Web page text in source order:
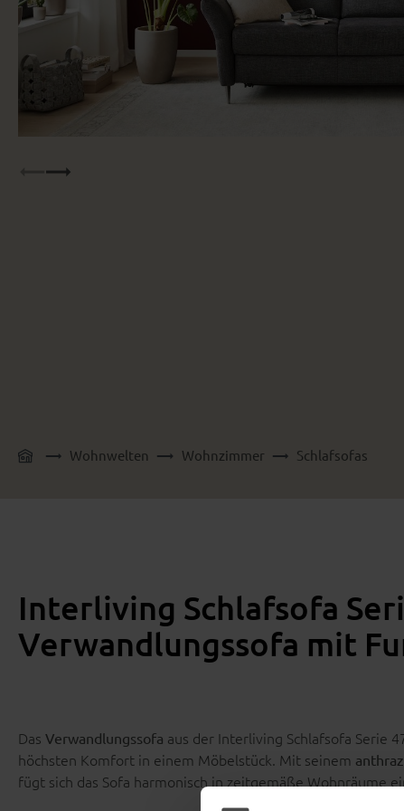
Wohnwelten Wohnzimmer Schlafsofas
Interliving Schlafsofa
Verwandlungssofa mit
Das Verwandlungssofa aus der Interliving Schlafsofa Serie
höchsten Komfort in einem Möbelstück. Mit seinem
fügt sich das Sofa harmonisch in zeitgemäße Wohnräume